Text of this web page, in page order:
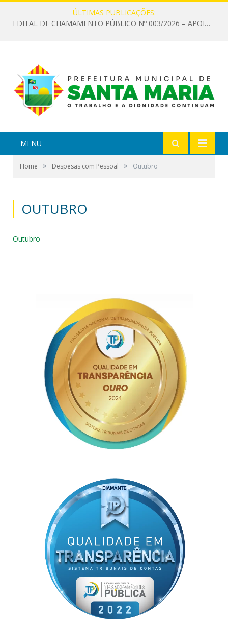
ÚLTIMAS PUBLICAÇÕES:
EDITAL DE CHAMAMENTO PÚBLICO Nº 003/2026 – APOIO À INFRAESTRUTURA CULTURAL
MENU
Home » Despesas com Pessoal » Outubro
OUTUBRO
Outubro